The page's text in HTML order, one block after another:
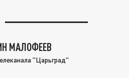
МАЛОФЕЕВ
"Царьград"